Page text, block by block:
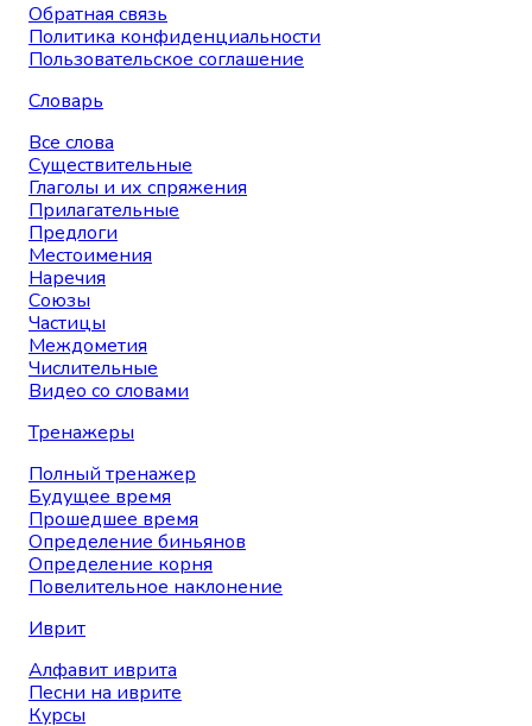
Обратная связь
Политика конфиденциальности
Пользовательское соглашение
Словарь
Все слова
Существительные
Глаголы и их спряжения
Прилагательные
Предлоги
Местоимения
Наречия
Союзы
Частицы
Междометия
Числительные
Видео со словами
Тренажеры
Полный тренажер
Будущее время
Прошедшее время
Определение биньянов
Определение корня
Повелительное наклонение
Иврит
Алфавит иврита
Песни на иврите
Курсы